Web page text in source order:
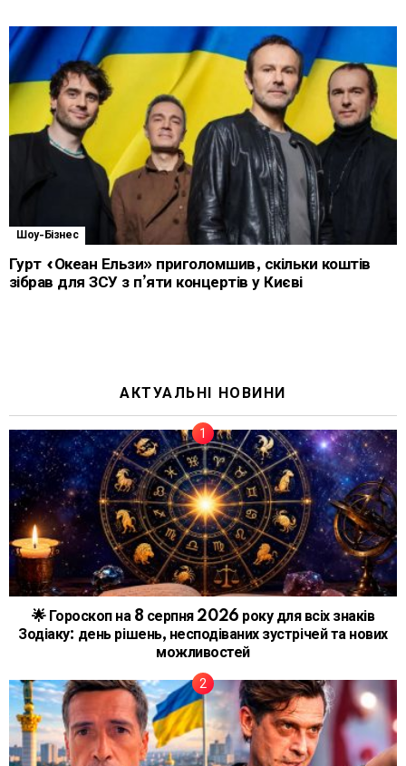
Шоу-Бізнес
Гурт «Океан Ельзи» приголомшив, скільки коштів
зібрав для ЗСУ з п’яти концертів у Києві
АКТУАЛЬНІ НОВИНИ
🌟 Гороскоп на 8 серпня 2026 року для всіх знаків
Зодіаку: день рішень, несподіваних зустрічей та нових
можливостей